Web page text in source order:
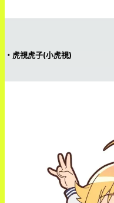
・虎視虎子(小虎視)